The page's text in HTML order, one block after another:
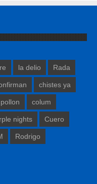
la delio Rada
chistes ya
pollon colum
nights Cuero
Rodrigo